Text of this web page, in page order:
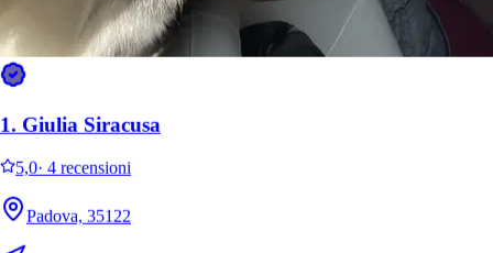
Il mio cane Obi si è appassionato ad Andrea sin dal primo momento,
sono stati insieme anche per un lungo periodo e Andrea si è sempre
dimostrato affidabile puntuale e molto gentile
Scarica l’app Sittsy
1. Giulia Siracusa
5,0· 4 recensioni
Padova, 35122